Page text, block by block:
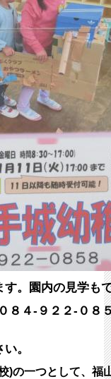
。園内の見学も
８４‐９２２‐０８
。
)の一つとして、福